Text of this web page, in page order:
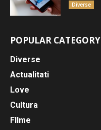
Diverse
POPULAR CATEGORY
Diverse
Actualitati
Love
Cultura
FIlme